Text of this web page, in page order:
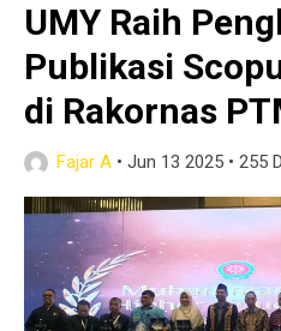
UMY Raih
Publikasi
di Rakornas
Fajar A • Jun 13 2025 • 255